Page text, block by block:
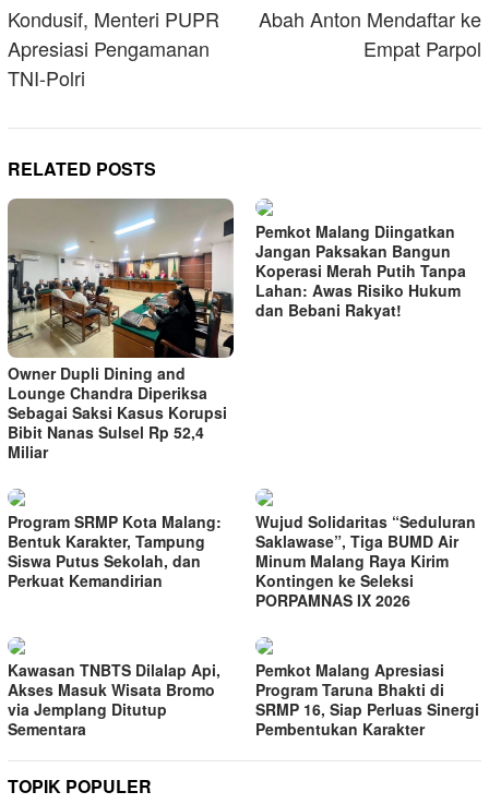
Kondusif, Menteri PUPR
Apresiasi Pengamanan
TNI-Polri
Abah Anton Mendaftar ke
Empat Parpol
RELATED POSTS
Owner Dupli Dining and
Lounge Chandra Diperiksa
Sebagai Saksi Kasus Korupsi
Bibit Nanas Sulsel Rp 52,4
Miliar
Pemkot Malang Diingatkan
Jangan Paksakan Bangun
Koperasi Merah Putih Tanpa
Lahan: Awas Risiko Hukum
dan Bebani Rakyat!
Program SRMP Kota Malang:
Bentuk Karakter, Tampung
Siswa Putus Sekolah, dan
Perkuat Kemandirian
Wujud Solidaritas “Seduluran
Saklawase”, Tiga BUMD Air
Minum Malang Raya Kirim
Kontingen ke Seleksi
PORPAMNAS IX 2026
Kawasan TNBTS Dilalap Api,
Akses Masuk Wisata Bromo
via Jemplang Ditutup
Sementara
Pemkot Malang Apresiasi
Program Taruna Bhakti di
SRMP 16, Siap Perluas Sinergi
Pembentukan Karakter
TOPIK POPULER